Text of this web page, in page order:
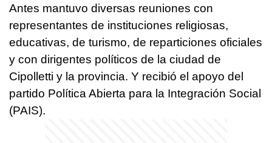
Antes mantuvo diversas reuniones con
representantes de instituciones religiosas,
educativas, de turismo, de reparticiones oficiales
y con dirigentes políticos de la ciudad de
Cipolletti y la provincia. Y recibió el apoyo del
partido Política Abierta para la Integración Social
(PAIS).